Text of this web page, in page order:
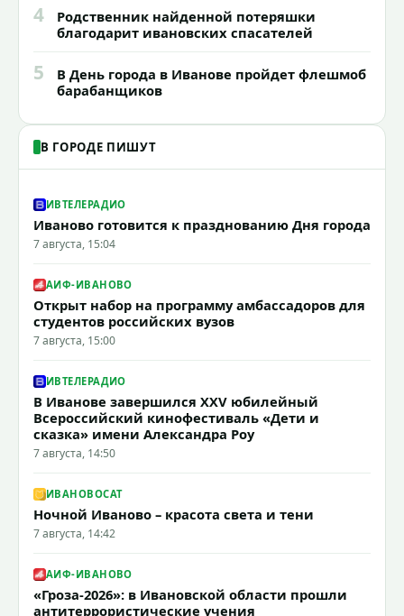
4
Родственник найденной потеряшки
благодарит ивановских спасателей
5
В День города в Иванове пройдет флешмоб
барабанщиков
В ГОРОДЕ ПИШУТ
ИВТЕЛЕРАДИО
Иваново готовится к празднованию Дня города
7 августа, 15:04
АИФ-ИВАНОВО
Открыт набор на программу амбассадоров для
студентов российских вузов
7 августа, 15:00
ИВТЕЛЕРАДИО
В Иванове завершился XXV юбилейный
Всероссийский кинофестиваль «Дети и
сказка» имени Александра Роу
7 августа, 14:50
ИВАНОВОCAT
Ночной Иваново – красота света и тени
7 августа, 14:42
АИФ-ИВАНОВО
«Гроза-2026»: в Ивановской области прошли
антитеррористические учения